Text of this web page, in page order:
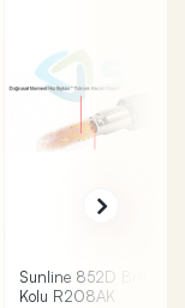
Sunline 852D
Kolu R208AK